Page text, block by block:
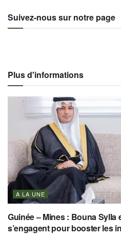
Suivez-nous sur notre page
Plus d'informations
A LA UNE
Guinée – Mines : Bouna Sylla
s’engagent pour booster les